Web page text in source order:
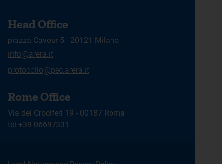
Head Office
piazza Cavour 5 - 20121 Milano
info@arera.it
protocollo@pec.arera.it
Rome Office
Via dei Crociferi 19 - 00187 Roma
tel +39 06697331